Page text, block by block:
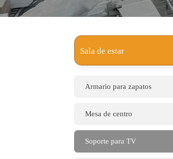
Sala de estar
Armario para zapatos
Mesa de centro
Soporte para TV